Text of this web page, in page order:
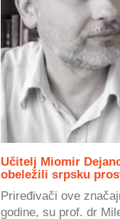
Učitelj Miomir
obeležili srpsku
Priređivači ove
godine, su prof. dr